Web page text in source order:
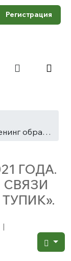
Регистрация
тренера в тупик».
ГОДА.
|